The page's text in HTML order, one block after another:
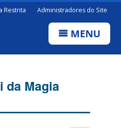
Restrita Administradores do Site
MENU
da Magia